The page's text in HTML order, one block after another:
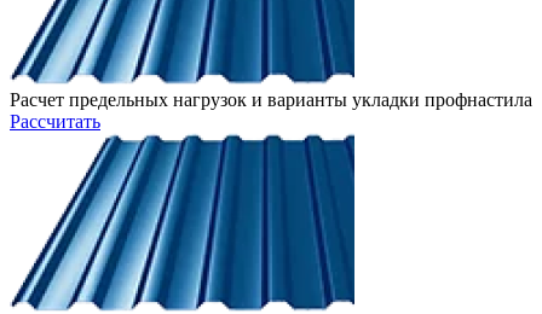
Расчет предельных нагрузок и варианты укладки профнастила
Рассчитать